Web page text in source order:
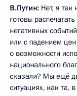
В.Путин: Нет, я
готовы
негативных
или с падением
о возможности
национального
сказали? Мы ещё
ситуациях, как та,